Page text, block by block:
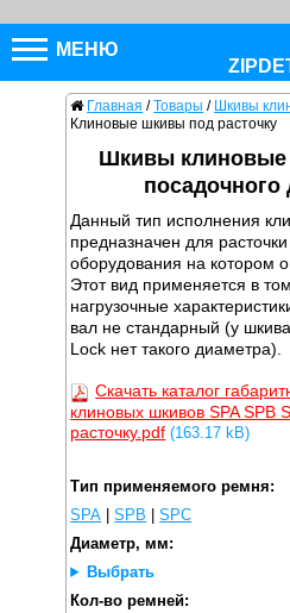
МЕНЮ
Главная / Товары / Шкивы
Клиновые шкивы под расточку
Шкивы клиновые
посадочного
Данный тип исполнения
предназначен для
оборудования на котором
Этот вид применяется в
нагрузочные
вал не стандарный (у
Lock нет такого диаметра).
Скачать каталог
клиновых шкивов SPA SPB
расточку.pdf (163.17 kB)
Тип применяемого ремня:
SPA |SPB |SPC
Диаметр, мм:
Выбрать
Кол-во ремней: